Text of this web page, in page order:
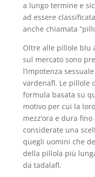
a lungo termine e
ad essere
anche chiamata
Oltre alle pillole blu
sul mercato sono
l’impotenza
vardenafl. Le pillole
formula basata su
motivo per cui la
mezz’ora e dura
considerate una
quegli uomini che
della pillola più
da tadalafl.